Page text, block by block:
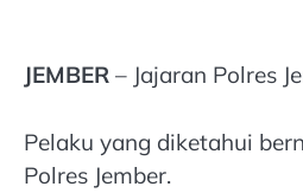
JEMBER – Jajaran Polres
Pelaku yang diketahui
Polres Jember.